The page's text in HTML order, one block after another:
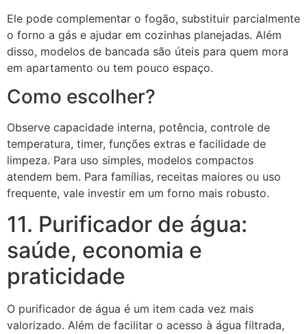
Ele pode complementar o fogão, substituir parcialmente
o forno a gás e ajudar em cozinhas planejadas. Além
disso, modelos de bancada são úteis para quem mora
em apartamento ou tem pouco espaço.
Como escolher?
Observe capacidade interna, potência, controle de
temperatura, timer, funções extras e facilidade de
limpeza. Para uso simples, modelos compactos
atendem bem. Para famílias, receitas maiores ou uso
frequente, vale investir em um forno mais robusto.
11. Purificador de água:
saúde, economia e
praticidade
O purificador de água é um item cada vez mais
valorizado. Além de facilitar o acesso à água filtrada,